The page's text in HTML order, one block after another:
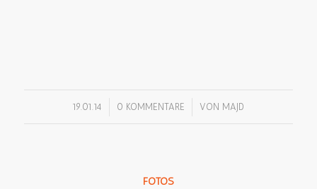
19.01.14 0 KOMMENTARE
/ VON MAJD
FOTOS